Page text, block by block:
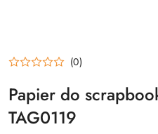
(0)
Papier do
TAG0119